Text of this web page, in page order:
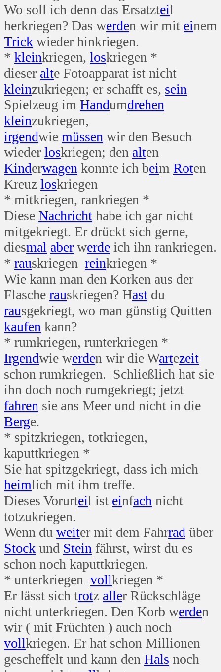
Wo soll ich denn das Ersatzteil
herkriegen? Das werden wir mit einem
Trick wieder hinkriegen.
* kleinkriegen, loskriegen *
dieser alte Fotoapparat ist nicht
kleinzukriegen; er schafft es, sein
Spielzeug im Handumdrehen
kleinzukriegen,
irgendwie müssen wir den Besuch
wieder loskriegen; den alten
Kinderwagen konnte ich beim Roten
Kreuz loskriegen
* mitkriegen, rankriegen *
Diese Nachricht habe ich gar nicht
mitgekriegt. Er drückt sich gerne,
diesmal aber werde ich ihn rankriegen.
* rauskriegen reinkriegen *
Wie kann man den Korken aus der
Flasche rauskriegen? Hast du
rausgekriegt, wo man günstig Quitten
kaufen kann?
* rumkriegen, runterkriegen *
Irgendwie werden wir die Wartezeit
schon rumkriegen. Schließlich hat sie
ihn doch noch rumgekriegt; jetzt
fahren sie ans Meer und nicht in die
Berge.
* spitzkriegen, totkriegen,
kaputtkriegen *
Sie hat spitzgekriegt, dass ich mich
heimlich mit ihm treffe.
Dieses Vorurteil ist einfach nicht
totzukriegen.
Wenn du weiter mit dem Fahrrad über
Stock und Stein fährst, wirst du es
schon noch kaputtkriegen.
* unterkriegen vollkriegen *
Er lässt sich trotz aller Rückschläge
nicht unterkriegen. Den Korb werden
wir ( mit Früchten ) auch noch
vollkriegen. Er hat schon Millionen
gescheffelt und kann den Hals noch